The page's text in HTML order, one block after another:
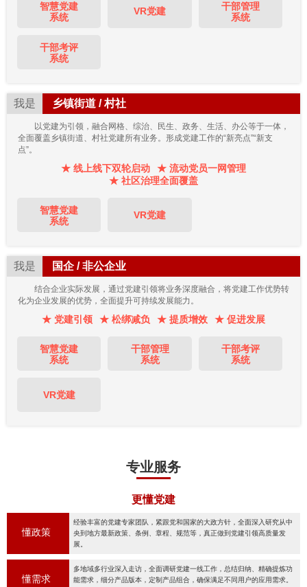
智慧党建
系统
VR党建
干部管理
系统
干部考评
系统
我是 乡镇街道 / 村社
以党建为引领，融合网格、综治、民生、政务、生活、办公等于一体，
全面覆盖乡镇街道、村社党建所有业务。形成党建工作的“新亮点”“新支
点”。
★ 线上线下双轮启动
★ 流动党员一网管理
★ 社区治理全面覆盖
智慧党建
系统
VR党建
我是 国企 / 非公企业
结合企业实际发展，通过党建引领将业务深度融合，将党建工作优势转
化为企业发展的优势，全面提升可持续发展能力。
★ 党建引领 ★ 松绑减负 ★ 提质增效 ★ 促进发展
智慧党建
系统
干部管理
系统
干部考评
系统
VR党建
专业服务
更懂党建
懂政策
经验丰富的党建专家团队，紧跟党和国家的大政方针，全面深入研究从中
央到地方最新政策、条例、章程、规范等，真正做到党建引领高质量发
展。
懂需求
多地域多行业深入走访，全面调研党建一线工作，总结归纳、精确提炼功
能需求，细分产品版本，定制产品组合，确保满足不同用户的应用需求。